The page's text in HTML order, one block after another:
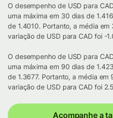
O desempenho de USD para
uma máxima em 30 dias de
de 1.4010. Portanto, a média
variação de USD para CAD foi -
O desempenho de USD para
uma máxima em 90 dias de
de 1.3677. Portanto, a média
variação de USD para CAD foi
Acompanhe a